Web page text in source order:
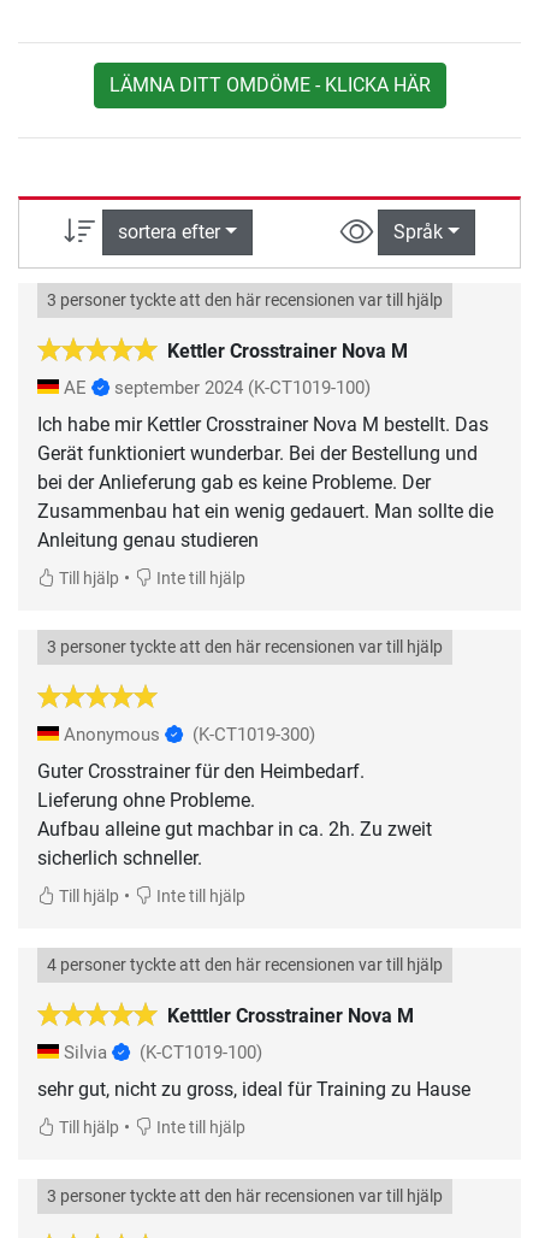
LÄMNA DITT OMDÖME - KLICKA HÄR
sortera efter Språk
Kettler Crosstrainer Nova M
3 personer tyckte att den här recensionen var till hjälp
AE september 2024 (K-CT1019-100)
Ich habe mir Kettler Crosstrainer Nova M bestellt. Das
Gerät funktioniert wunderbar. Bei der Bestellung und
bei der Anlieferung gab es keine Probleme. Der
Zusammenbau hat ein wenig gedauert. Man sollte die
Anleitung genau studieren
Till hjälp • Inte till hjälp
3 personer tyckte att den här recensionen var till hjälp
Anonymous (K-CT1019-300)
Guter Crosstrainer für den Heimbedarf.
Lieferung ohne Probleme.
Aufbau alleine gut machbar in ca. 2h. Zu zweit
sicherlich schneller.
Till hjälp • Inte till hjälp
Ketttler Crosstrainer Nova M
4 personer tyckte att den här recensionen var till hjälp
Silvia (K-CT1019-100)
Till hjälp • Inte till hjälp
3 personer tyckte att den här recensionen var till hjälp